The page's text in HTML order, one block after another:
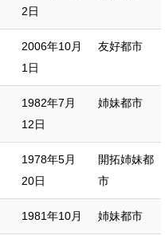
2日
2006年10月
1日
友好都市
1982年7月
12日
姉妹都市
1978年5月
20日
開拓姉妹都
市
1981年10月 姉妹都市